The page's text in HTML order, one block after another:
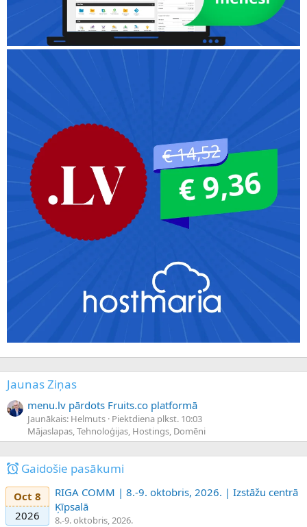
Jaunas Ziņas
menu.lv pārdots Fruits.co platformā
Jaunākais: Helmuts Piektdiena plkst. 10:03
Mājaslapas, Tehnoloģijas, Hostings, Domēni
Gaidošie pasākumi
Oct 8
2026
RIGA COMM | 8.-9. oktobris, 2026. | Izstāžu centrā
Ķīpsalā
8.-9. oktobris, 2026.